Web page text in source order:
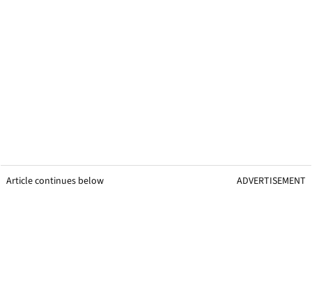
Article continues below ADVERTISEMENT